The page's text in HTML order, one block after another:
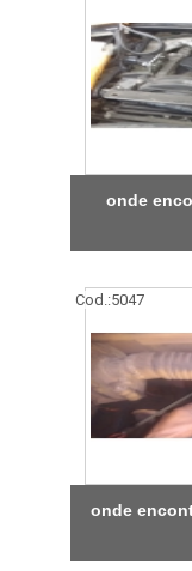
onde
Cod.:5047
onde